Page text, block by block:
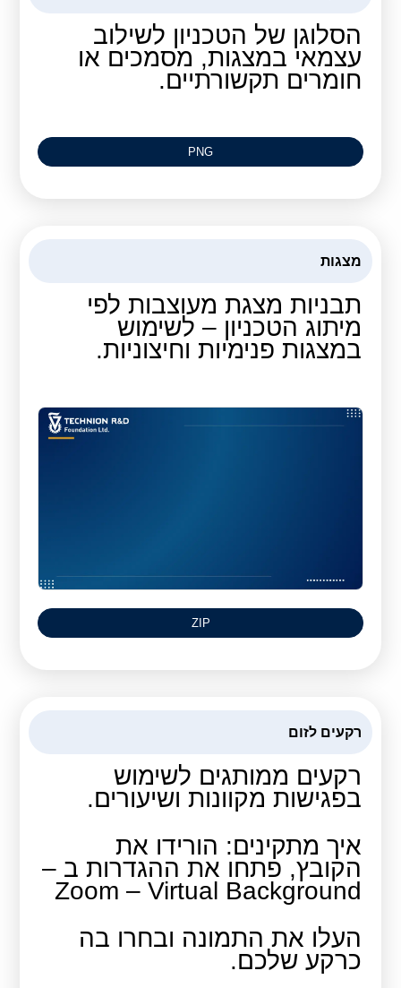
הסלוגן של הטכניון לשילוב
עצמאי במצגות, מסמכים או
חומרים תקשורתיים.
PNG
מצגות
תבניות מצגת מעוצבות לפי
מיתוג הטכניון – לשימוש
במצגות פנימיות וחיצוניות.
ZIP
רקעים לזום
רקעים ממותגים לשימוש
בפגישות מקוונות ושיעורים.
איך מתקינים: הורידו את
הקובץ, פתחו את ההגדרות ב –
Zoom – Virtual Background
העלו את התמונה ובחרו בה
כרקע שלכם.